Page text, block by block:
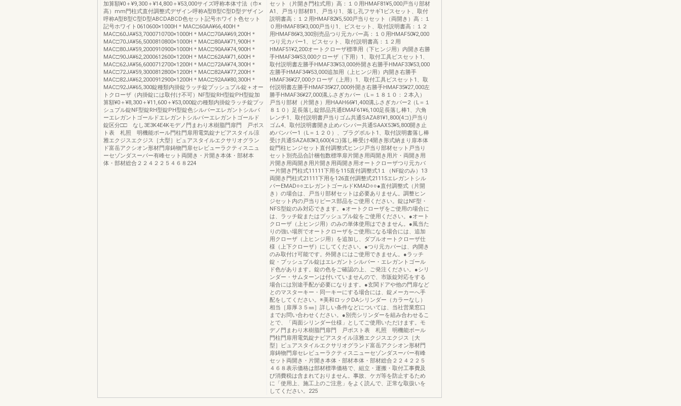
加算額¥0＋¥9,300＋¥14,800＋¥53,000サイズ呼称本体寸法（巾×
高）mm門柱式直付調整式デザイン呼称A型B型C型D型デザイン
呼称A型B型C型D型ABCDABCD色セット記号ホワイト色セット
記号ホワイト0610600×1000H＊MAC□60AA¥66,400H＊
MAC□60JA¥53,7000710700×1000H＊MAC□70AA¥69,200H＊
MAC□70JA¥56,5000810800×1000H＊MAC□80AA¥71,900H＊
MAC□80JA¥59,2000910900×1000H＊MAC□90AA¥74,900H＊
MAC□90JA¥62,2000612600×1200H＊MAC□62AA¥71,600H＊
MAC□62JA¥56,6000712700×1200H＊MAC□72AA¥74,300H＊
MAC□72JA¥59,3000812800×1200H＊MAC□82AA¥77,200H＊
MAC□82JA¥62,2000912900×1200H＊MAC□92AA¥80,300H＊
MAC□92JA¥65,300錠種類内掛錠ラッチ錠プッシュプル錠＋オー
トクローザ（内掛錠には取付け不可）NF型錠RH型錠PH型錠加
算額¥0＋¥8,300＋¥11,600＋¥53,000錠の種類内掛錠ラッチ錠プッ
シュプル錠NF型錠RH型錠PH型錠色シルバーエレガントシルバ
ーエレガントゴールドエレガントシルバーエレガントゴールド
錠区分□□ なし3E3K4E4Kモデノ門まわり木樹脂門扉門 戸ポス
ト表 札照 明機能ポール門柱門扉用電気錠ナビアスタイル涼
雅エクジスエクジス［大型］ピュアスタイルエクサリオグラン
ド富岳アクシオン形材門扉鋳物門扉セレビューラクティスニュ
ーセゾンダスーパー有峰セット両開き・片開き本体・部材本
体・部材総合２２４２２５４６８224
セット（片開き門柱式用）高：１０用HMAF81¥5,000戸当り部材
A1、戸当り部材B1、戸当り1、落し孔フサギ1ビスセット、取付
説明書高：１２用HMAF82¥5,500戸当りセット（両開き）高：１
０用HMAF85¥3,000戸当り1、ビスセット、取付説明書高：１２
用HMAF86¥3,300別売品つり元カバー高：１０用HMAF50¥2,000
つり元カバー1、ビスセット、取付説明書高：１２用
HMAF51¥2,200オートクローザ標準用（下ヒンジ用）内開き右勝
手HMAF34¥53,000クローザ（下用）1、取付工具ビスセット1、
取付説明書左勝手HMAF33¥53,000外開き右勝手HMAF33¥53,000
左勝手HMAF34¥53,000追加用（上ヒンジ用）内開き右勝手
HMAF36¥27,000クローザ（上用）1、取付工具ビスセット1、取
付説明書左勝手HMAF35¥27,000外開き右勝手HMAF35¥27,000左
勝手HMAF36¥27,000溝ふさぎカバー（L＝１８１０：２本入）
戸当り部材（片開き）用HAAH66¥1,400溝ふさぎカバー2（L＝１
８１０）足長落し錠部品共通EMAF61¥6,100足長落し棒1、六角
レンチ1、取付説明書戸当りゴム共通SAZA81¥1,800(4コ)戸当り
ゴム4、取付説明書開き止めバンパー共通SAAX53¥5,800開き止
めバンパー1（L＝１２０）、プラグボルト1、取付説明書落し棒
受け共通SAZA83¥3,600(4コ)落し棒受け4開き形式納まり扉本体
錠門柱ヒンジセット直付調整式ヒンジ戸当り部材セット戸当り
セット別売品合計梱包数標準扉片開き用両開き用片・両開き用
片開き用両開き用片開き用両開き用オートクローザつり元カバ
ー片開き門柱式11111下用を115直付調整式1１（NF錠のみ）13
両開き門柱式21111下用を126直付調整式21115エレガントシル
バーEMAD○○エレガントゴールドKMAD○○●直付調整式（片開
き）の場合は、戸当り部材セットは必要ありません。調整ヒン
ジセット内の戸当りピース部品をご使用ください。錠はNF型・
NFS型錠のみ対応できます。●オートクローザをご使用の場合に
は、ラッチ錠またはプッシュプル錠をご使用ください。●オート
クローザ（上ヒンジ用）のみの単体使用はできません。●風当た
りの強い場所でオートクローザをご使用になる場合には、追加
用クローザ（上ヒンジ用）を追加し、ダブルオートクローザ仕
様（上下クローザ）にしてください。●つり元カバーは、内開き
のみ取付け可能です。外開きにはご使用できません。●ラッチ
錠・プッシュプル錠はエレガントシルバー・エレガントゴール
ド色があります。錠の色をご確認の上、ご発注ください。●シリ
ンダー・サムターンは付いていませんので、市販錠対応をする
場合には別途手配が必要になります。●玄関ドアや他の門扉など
とのマスターキー・同一キーにする場合には、錠メーカーへ手
配をしてください。※美和ロックDAシリンダー（カラーなし）
相当［扉厚３５㎜］詳しい条件などについては、当社営業窓口
までお問い合わせください。●別売シリンダーを組み合わせるこ
とで、「両面シリンダー仕様」としてご使用いただけます。モ
デノ門まわり木樹脂門扉門 戸ポスト表 札照 明機能ポール
門柱門扉用電気錠ナビアスタイル涼雅エクジスエクジス［大
型］ピュアスタイルエクサリオグランド富岳アクシオン形材門
扉鋳物門扉セレビューラクティスニューセゾンダスーパー有峰
セット両開き・片開き本体・部材本体・部材総合２２４２２５
４６８表示価格は部材標準価格で、組立・運搬・取付工事費及
び消費税は含まれておりません。事故、ケガ等を防止するため
に「使用上、施工上のご注意」をよく読んで、正常な取扱いを
してください。225